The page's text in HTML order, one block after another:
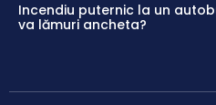
Incendiu puternic la un
va lămuri ancheta?